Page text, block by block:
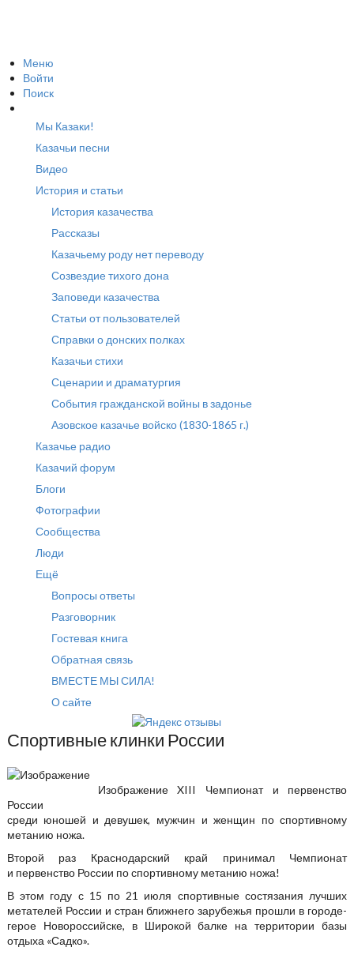
Меню
Войти
Поиск
Мы Казаки!
Казачьи песни
Видео
История и статьи
История казачества
Рассказы
Казачьему роду нет переводу
Созвездие тихого дона
Заповеди казачества
Статьи от пользователей
Справки о донских полках
Казачьи стихи
Сценарии и драматургия
События гражданской войны в задонье
Азовское казачье войско (1830-1865 г.)
Казачье радио
Казачий форум
Блоги
Фотографии
Сообщества
Люди
Ещё
Вопросы ответы
Разговорник
Гостевая книга
Обратная связь
ВМЕСТЕ МЫ СИЛА!
О сайте
Спортивные клинки России
ИзображениеXIII Чемпионат и первенство
России
среди юношей и девушек, мужчин и женщин по спортивному
метанию ножа.
Второй раз Краснодарский край принимал Чемпионат
и первенство России по спортивному метанию ножа!
В этом году с 15 по 21 июля спортивные состязания лучших
метателей России и стран ближнего зарубежья прошли в городе-
герое Новороссийске, в Широкой балке на территории базы
отдыха «Садко».